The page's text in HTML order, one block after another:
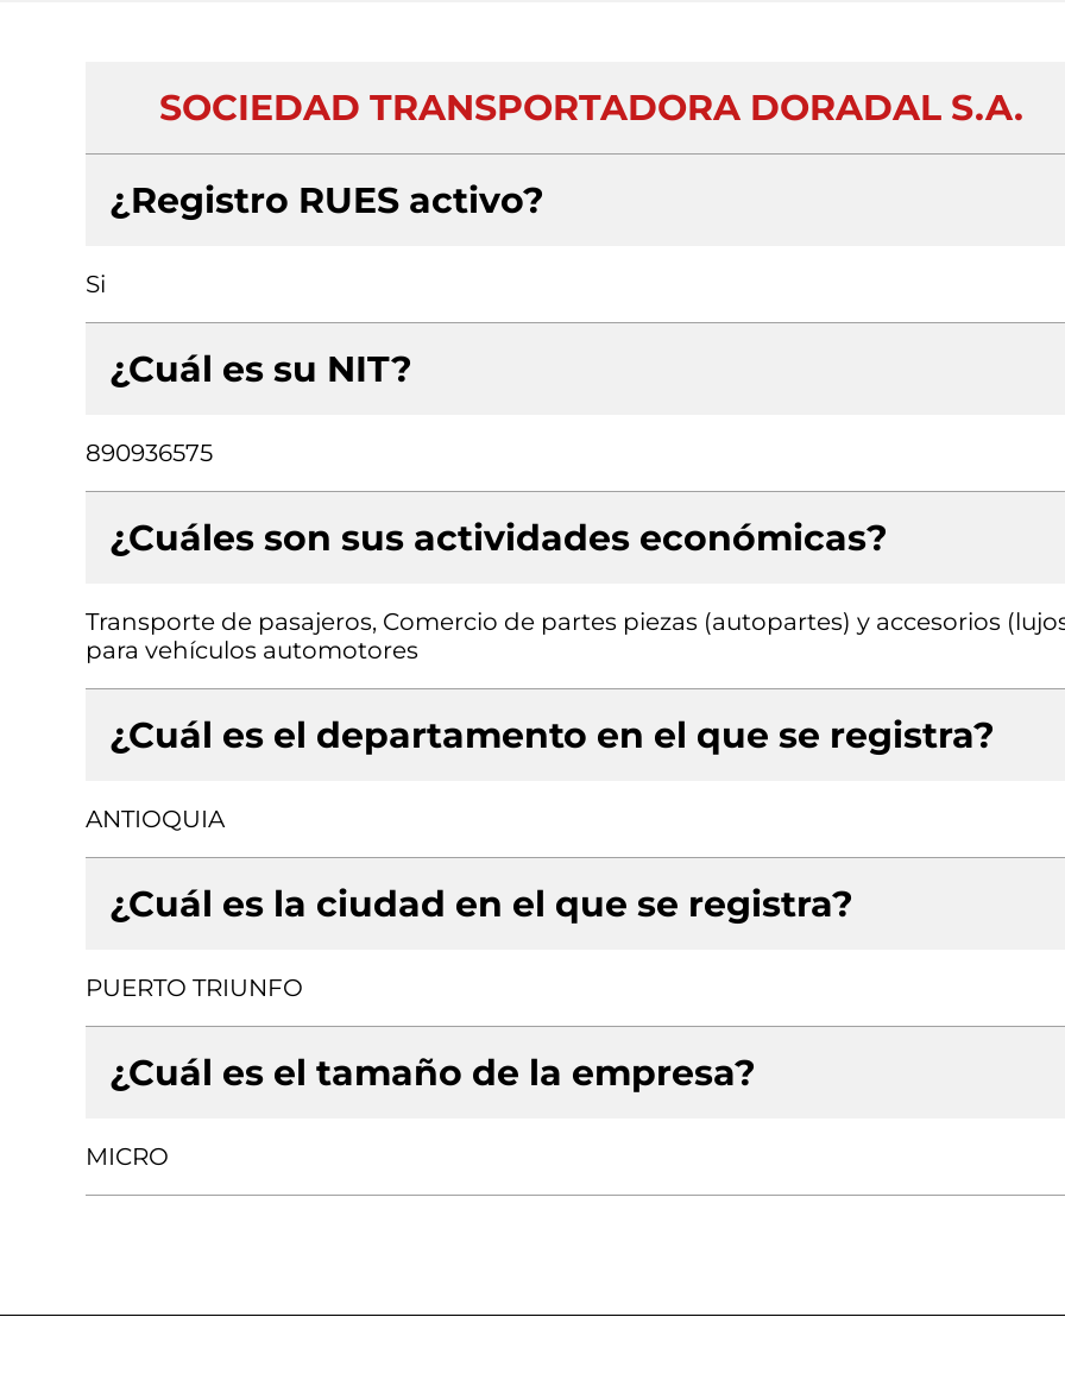
SOCIEDAD TRANSPORTADORA DORADAL S.A.
¿Registro RUES activo?
Si
¿Cuál es su NIT?
890936575
¿Cuáles son sus actividades económicas?
Transporte de pasajeros, Comercio de partes piezas (autopartes) y accesorios
para vehículos automotores
¿Cuál es el departamento en el que se registra?
ANTIOQUIA
¿Cuál es la ciudad en el que se registra?
PUERTO TRIUNFO
¿Cuál es el tamaño de la empresa?
MICRO